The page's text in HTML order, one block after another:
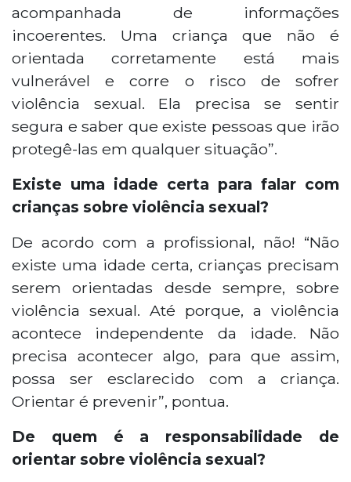
acompanhada de informações
incoerentes. Uma criança que não é
orientada corretamente está mais
vulnerável e corre o risco de sofrer
violência sexual. Ela precisa se sentir
segura e saber que existe pessoas que irão
protegê-las em qualquer situação”.
Existe uma idade certa para falar com
crianças sobre violência sexual?
De acordo com a profissional, não! “Não
existe uma idade certa, crianças precisam
serem orientadas desde sempre, sobre
violência sexual. Até porque, a violência
acontece independente da idade. Não
precisa acontecer algo, para que assim,
possa ser esclarecido com a criança.
Orientar é prevenir”, pontua.
De quem é a responsabilidade de
orientar sobre violência sexual?